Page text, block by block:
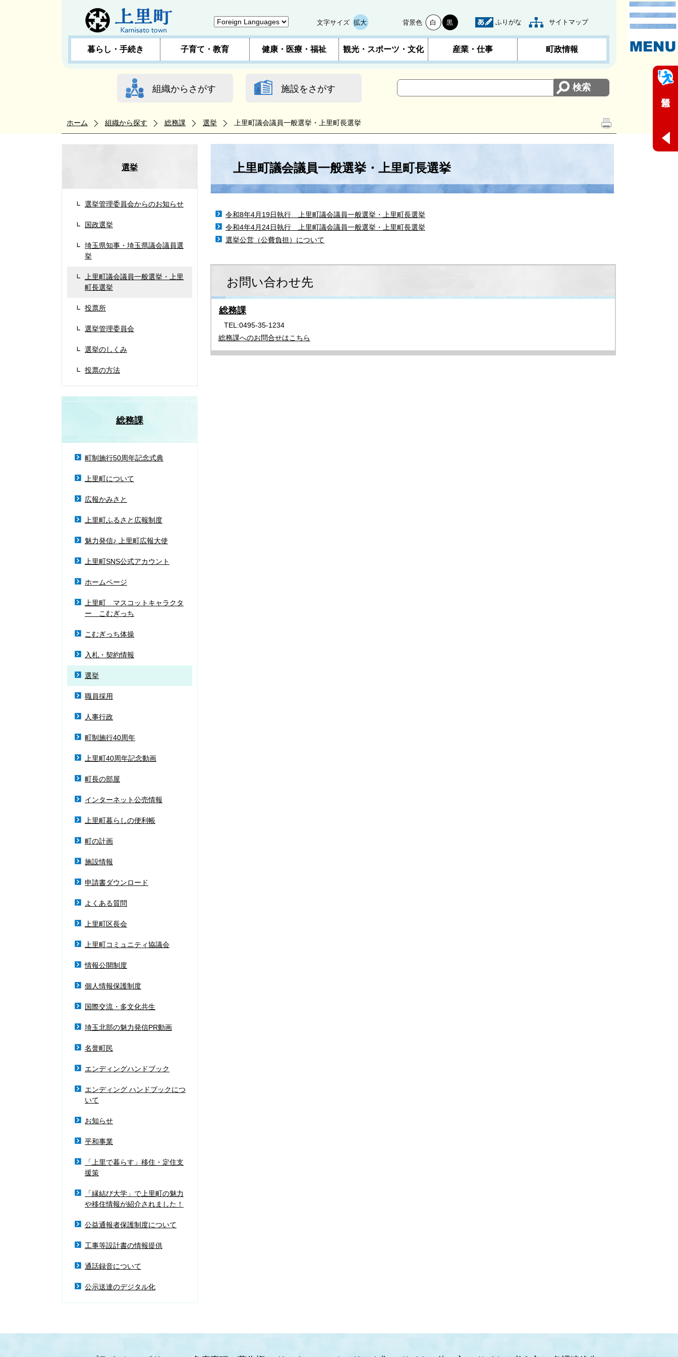
文字サイズ 拡大 背景色 白 黒 ふりがな サイトマップ
暮らし・手続き 子育て・教育 健康・医療・福祉 観光・スポーツ・文化 産業・仕事 町政情報
組織からさがす 施設をさがす
ホーム 組織から探す 総務課 選挙 上里町議会議員一般選挙・上里町長選挙
選挙
選挙管理委員会からのお知らせ
国政選挙
埼玉県知事・埼玉県議会議員選
挙
上里町議会議員一般選挙・上里
町長選挙
投票所
選挙管理委員会
選挙のしくみ
投票の方法
総務課
町制施行50周年記念式典
上里町について
広報かみさと
上里町ふるさと広報制度
魅力発信♪ 上里町広報大使
上里町SNS公式アカウント
ホームページ
上里町 マスコットキャラクタ
ー こむぎっち
こむぎっち体操
入札・契約情報
選挙
職員採用
人事行政
町制施行40周年
上里町40周年記念動画
町長の部屋
インターネット公売情報
上里町暮らしの便利帳
町の計画
施設情報
申請書ダウンロード
よくある質問
上里町区長会
上里町コミュニティ協議会
情報公開制度
個人情報保護制度
国際交流・多文化共生
埼玉北部の魅力発信PR動画
名誉町民
エンディングハンドブック
エンディング ハンドブックにつ
いて
お知らせ
平和事業
「上里で暮らす」移住・定住支
援策
「縁結び大学」で上里町の魅力
や移住情報が紹介されました！
公益通報者保護制度について
工事等設計書の情報提供
通話録音について
公示送達のデジタル化
上里町議会議員一般選挙・上里町長選挙
令和8年4月19日執行 上里町議会議員一般選挙・上里町長選挙
令和4年4月24日執行 上里町議会議員一般選挙・上里町長選挙
選挙公営（公費負担）について
お問い合わせ先
総務課
TEL:0495-35-1234
総務課へのお問合せはこちら